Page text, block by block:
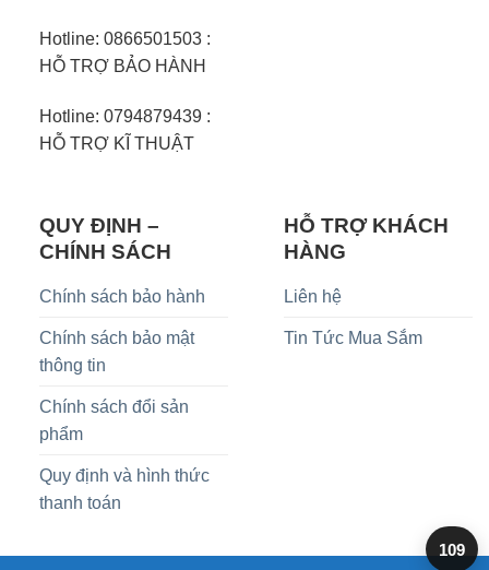
Hotline: 0866501503 :
HỖ TRỢ BẢO HÀNH
Hotline: 0794879439 :
HỖ TRỢ KĨ THUẬT
QUY ĐỊNH –
CHÍNH SÁCH
Chính sách bảo hành
Chính sách bảo mật
thông tin
Chính sách đổi sản
phẩm
Quy định và hình thức
thanh toán
HỖ TRỢ KHÁCH
HÀNG
Liên hệ
Tin Tức Mua Sắm
109